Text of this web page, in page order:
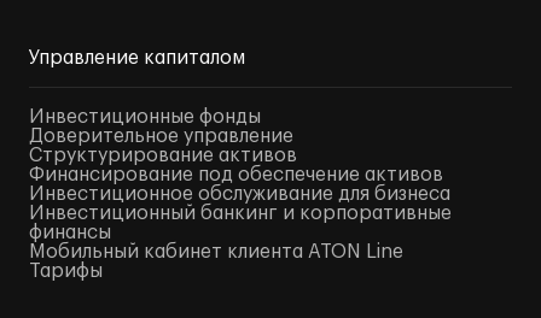
Управление капиталом
Инвестиционные фонды
Доверительное управление
Структурирование активов
Финансирование под обеспечение активов
Инвестиционное обслуживание для бизнеса
Инвестиционный банкинг и корпоративные
финансы
Мобильный кабинет клиента ATON Line
Тарифы